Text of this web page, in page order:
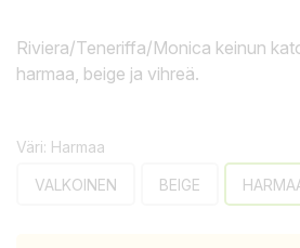
Riviera/Teneriffa/Monica keinun
harmaa, beige ja vihreä.
Väri: Harmaa
VALKOINEN BEIGE